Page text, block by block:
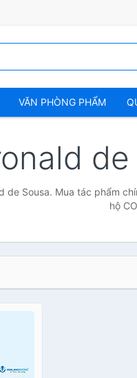
VĂN PHÒNG PHẨM
de Sousa. Mua tác phẩm
hộ